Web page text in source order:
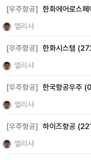
태양광 (0)
에너지
금속 (39)
웹툰 (0)
여행 (35)
화장품 (61)
[우주항공] 한화에어로스
엘리샤
[우주항공] 한화시스템
엘리샤
[우주항공] 한국항공우주
엘리샤
[우주항공] 하이즈항공
엘리샤